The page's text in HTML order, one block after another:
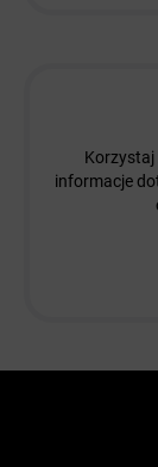
Korzystaj
informacje